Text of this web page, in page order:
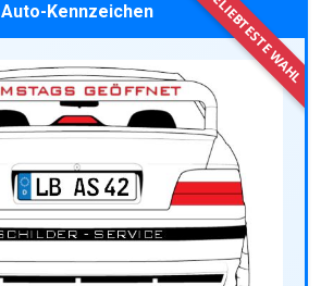
Auto-Kennzeichen